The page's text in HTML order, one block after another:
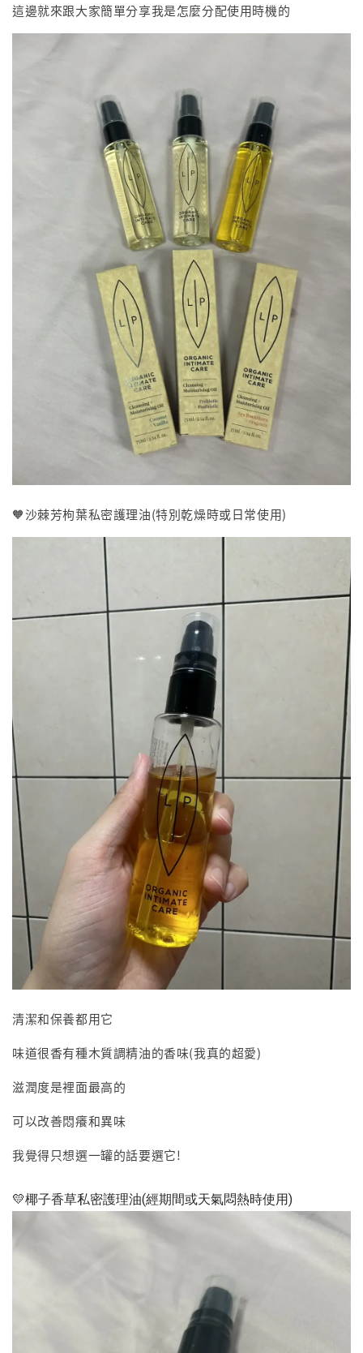
這邊就來跟大家簡單分享我是怎麼分配使用時機的
🧡沙棘芳枸葉私密護理油(特別乾燥時或日常使用)
清潔和保養都用它
味道很香有種木質調精油的香味(我真的超愛)
滋潤度是裡面最高的
可以改善悶癢和異味
我覺得只想選一罐的話要選它!
💛椰子香草私密護理油(經期間或天氣悶熱時使用)